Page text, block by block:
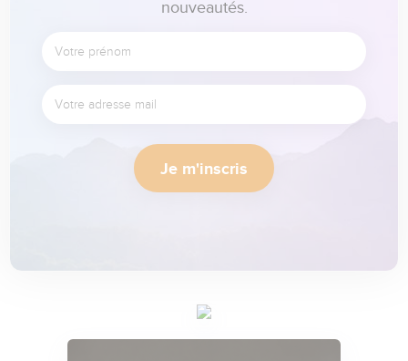
nouveautés.
Je m'inscris